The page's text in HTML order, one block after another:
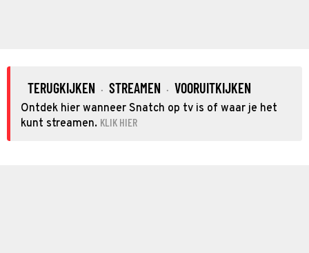
TERUGKIJKEN · STREAMEN · VOORUITKIJKEN
Ontdek hier wanneer Snatch op tv is of waar je het
kunt streamen. KLIK HIER